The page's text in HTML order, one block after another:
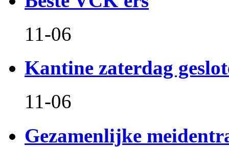
11-06
Kantine zaterdag
11-06
Gezamenlijke